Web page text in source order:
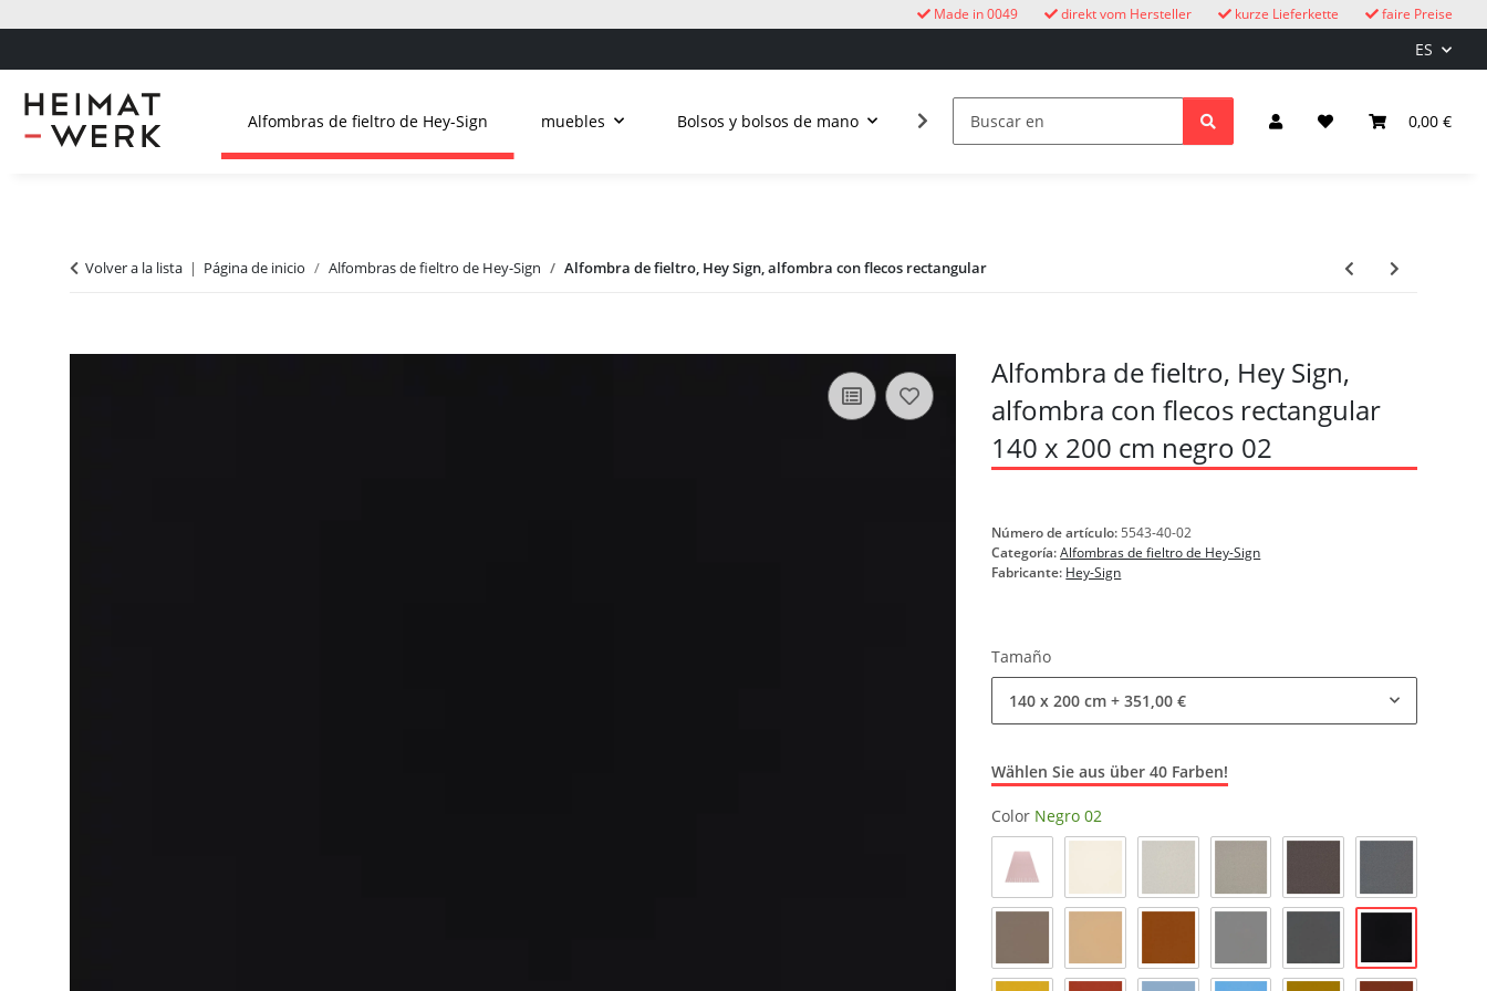
faire Preise
kurze Lieferkette
direkt vom Hersteller
Made in 0049
ES
0,00 €
Alfombras de fieltro de Hey-Sign muebles Bolsos y bolsos de mano Vida al aire libre Relojes de cuco niños Iluminación y
Volver a la lista Página de inicio Alfombras de fieltro de Hey-Sign Alfombra de fieltro, Hey Sign, alfombra con flecos rectangular
Alfombra de fieltro, Hey Sign,
alfombra con flecos rectangular
140 x 200 cm negro 02
Número de artículo: 5543-40-02
Categoría:Alfombras de fieltro de Hey-Sign
Fabricante: Hey-Sign
Tamaño
140 x 200 cm + 351,00 €
Wählen Sie aus über 40 Farben!
Color Negro 02
Polvo_51 Blanco lana 03Mármol 06Rubio claro 07Pimienta 47Antracita 01
Taupe 35Caramelo 38Nogal 29 Gris claro 16Gris paloma 17
Negro 02